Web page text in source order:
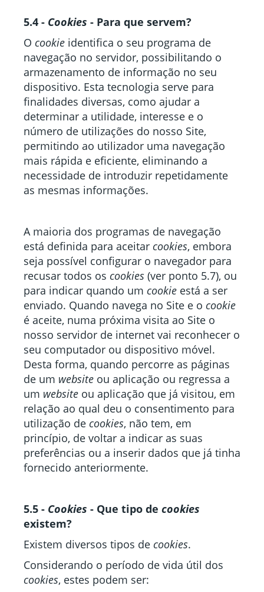
5.4 - Cookies - Para que servem?
O cookie identifica o seu programa de
navegação no servidor, possibilitando o
armazenamento de informação no seu
dispositivo. Esta tecnologia serve para
finalidades diversas, como ajudar a
determinar a utilidade, interesse e o
número de utilizações do nosso Site,
permitindo ao utilizador uma navegação
mais rápida e eficiente, eliminando a
necessidade de introduzir repetidamente
as mesmas informações.
A maioria dos programas de navegação
está definida para aceitar cookies, embora
seja possível configurar o navegador para
recusar todos os cookies (ver ponto 5.7), ou
para indicar quando um cookie está a ser
enviado. Quando navega no Site e o cookie
é aceite, numa próxima visita ao Site o
nosso servidor de internet vai reconhecer o
seu computador ou dispositivo móvel.
Desta forma, quando percorre as páginas
de um website ou aplicação ou regressa a
um website ou aplicação que já visitou, em
relação ao qual deu o consentimento para
utilização de cookies, não tem, em
princípio, de voltar a indicar as suas
preferências ou a inserir dados que já tinha
fornecido anteriormente.
5.5 - Cookies - Que tipo de cookies
existem?
Existem diversos tipos de cookies.
Considerando o período de vida útil dos
cookies, estes podem ser: